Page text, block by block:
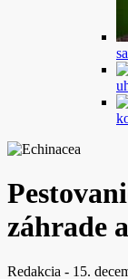
záhrade
Redakcia - 15.